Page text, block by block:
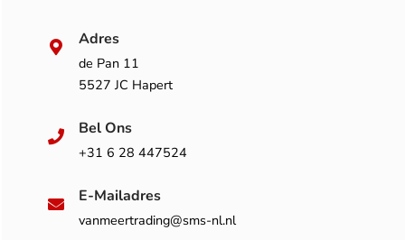
Adres
de Pan 11
5527 JC Hapert
Bel Ons
+31 6 28 447524
E-Mailadres
vanmeertrading@sms-nl.nl